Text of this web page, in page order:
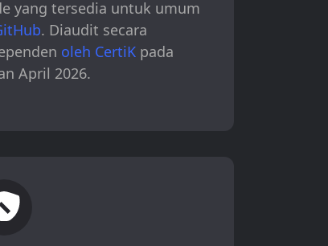
yang tersedia untuk umum
. Diaudit secara
oleh CertiKpada
April 2026.